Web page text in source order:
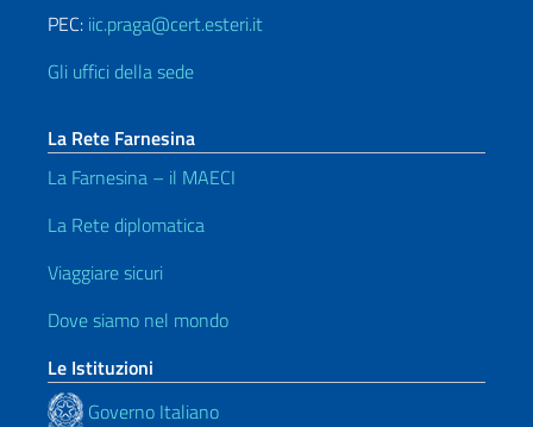
PEC: iic.praga@cert.esteri.it
Gli uffici della sede
La Rete Farnesina
La Farnesina – il MAECI
La Rete diplomatica
Viaggiare sicuri
Dove siamo nel mondo
Le Istituzioni
Governo Italiano